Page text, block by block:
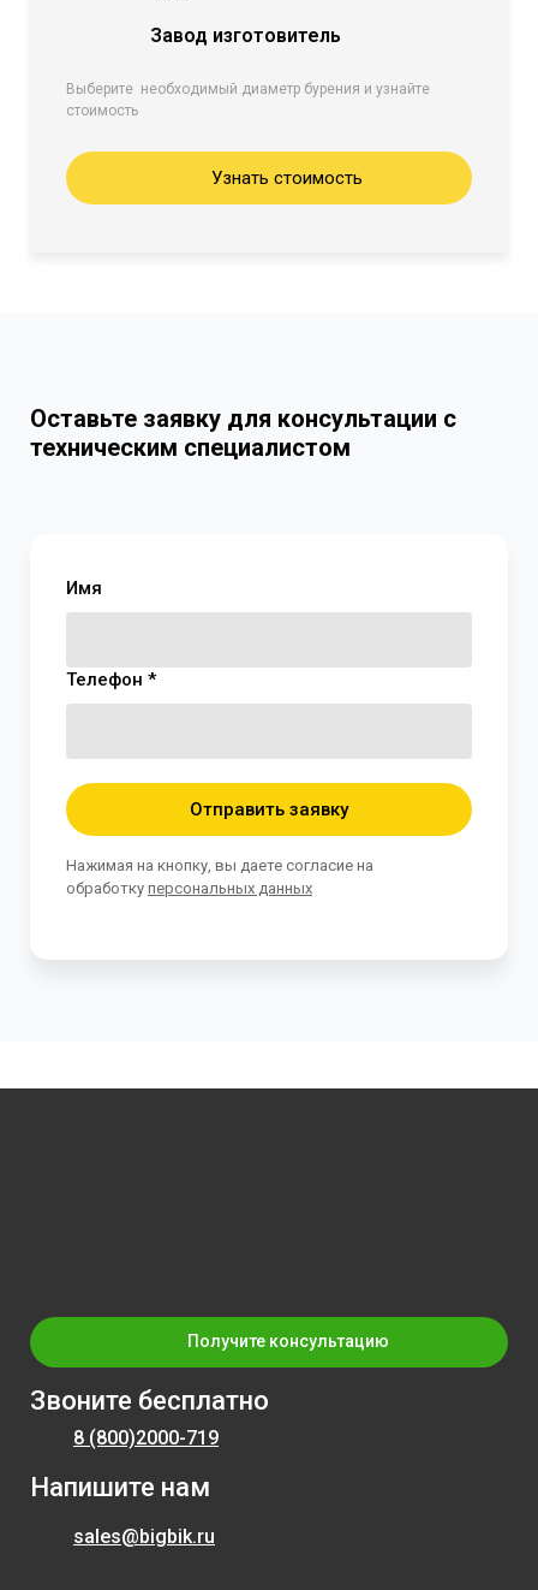
Завод изготовитель
Выберите необходимый диаметр бурения и узнайте
стоимость
Узнать стоимость
Оставьте заявку для консультации с
техническим специалистом
Имя
Телефон *
Отправить заявку
Нажимая на кнопку, вы даете согласие на
обработку персональных данных
Получите консультацию
Звоните бесплатно
8 (800)2000-719
Напишите нам
sales@bigbik.ru